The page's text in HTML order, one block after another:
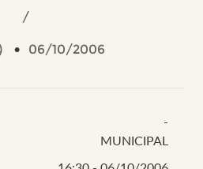
/
06/10/2006
-
MUNICIPAL